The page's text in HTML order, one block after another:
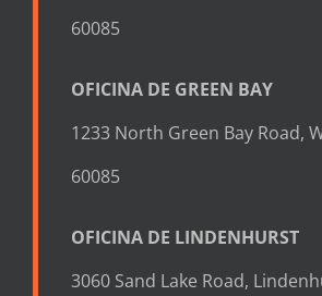
60085
OFICINA DE GREEN BAY
1233 North Green Bay Road,
60085
OFICINA DE LINDENHURST
3060 Sand Lake Road,